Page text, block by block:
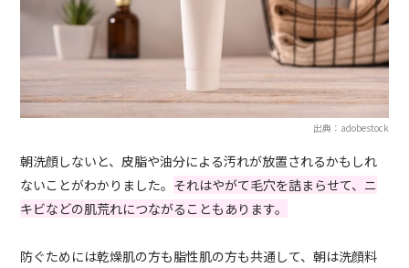
出典：adobestock
朝洗顔しないと、皮脂や油分による汚れが放置されるかもしれ
ないことがわかりました。 それはやがて毛穴を詰まらせて、ニ
キビなどの肌荒れにつながることもあります。
防ぐためには乾燥肌の方も脂性肌の方も共通して、朝は洗顔料